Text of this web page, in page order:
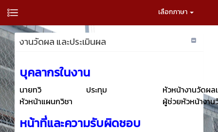
เลือกภาษา
งานวัดผล และประเมินผล
บุคลากรในงาน
นายทวิ ประทุม
หัวหน้างานวัดผล
หัวหน้าแผนกวิชา
ผู้ช่วยหัวหน้างาน
หน้าที่และความรับผิดชอบ